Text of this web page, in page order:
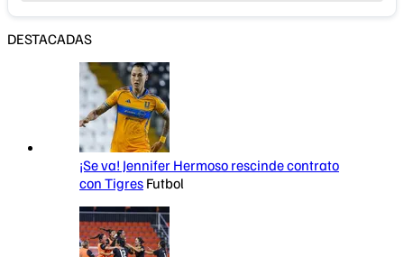
DESTACADAS
¡Se va! Jennifer Hermoso rescinde contrato
con Tigres Futbol